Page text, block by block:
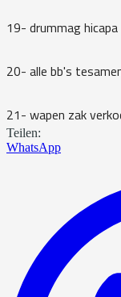
19- drummag hicapa
20- alle bb's
21- wapen zak
Teilen:
WhatsApp